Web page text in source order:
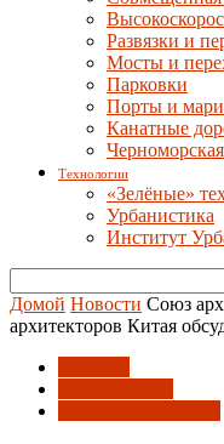
Развязки и
Мосты и
Парковки
Порты и
Канатные
Технологии
«Зелёные»
Урбанистика
Институт
Домой Новости Союз
архитекторов Китая